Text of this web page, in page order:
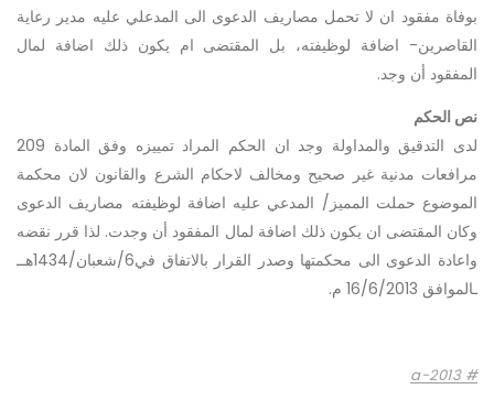
بوفاة مفقود ان لا تحمل مصاريف الدعوى الى المدعلي عليه مدير رعاية
القاصرين- اضافة لوظيفته، بل المقتضى ام يكون ذلك اضافة لمال
المفقود أن وجد.
نص الحكم
لدى التدقيق والمداولة وجد ان الحكم المراد تمييزه وفق المادة 209
مرافعات مدنية غير صحيح ومخالف لاحكام الشرع والقانون لان محكمة
الموضوع حملت المميز/ المدعي عليه اضافة لوظيفته مصاريف الدعوى
وكان المقتضى ان يكون ذلك اضافة لمال المفقود أن وجدت. لذا قرر نقضه
واعادة الدعوى الى محكمتها وصدر القرار بالاتفاق في6/شعبان/1434هــ
ـالموافق 16/6/2013 م.
a-2013